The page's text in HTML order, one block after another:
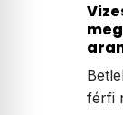
férfi